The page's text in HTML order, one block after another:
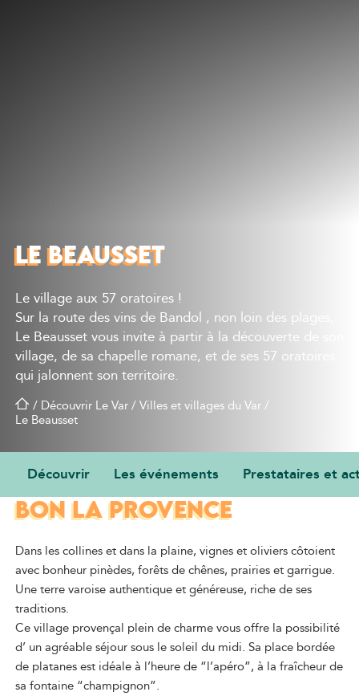
LE BEAUSSET
Le village aux 57 oratoires !
Sur la route des vins de Bandol , non loin des plages,
Le Beausset vous invite à partir à la découverte de son
village, de sa chapelle romane, et de ses 57 oratoires
qui jalonnent son territoire.
/ Découvrir Le Var/Villes et villages du Var/
Le Beausset
Découvrir Les événements Prestataires et
BON LA PROVENCE
Dans les collines et dans la plaine, vignes et oliviers côtoient
avec bonheur pinèdes, forêts de chênes, prairies et garrigue.
Une terre varoise authentique et généreuse, riche de ses
traditions.
Ce village provençal plein de charme vous offre la possibilité
d’ un agréable séjour sous le soleil du midi. Sa place bordée
de platanes est idéale à l’heure de “l’apéro”, à la fraîcheur de
sa fontaine “champignon”.